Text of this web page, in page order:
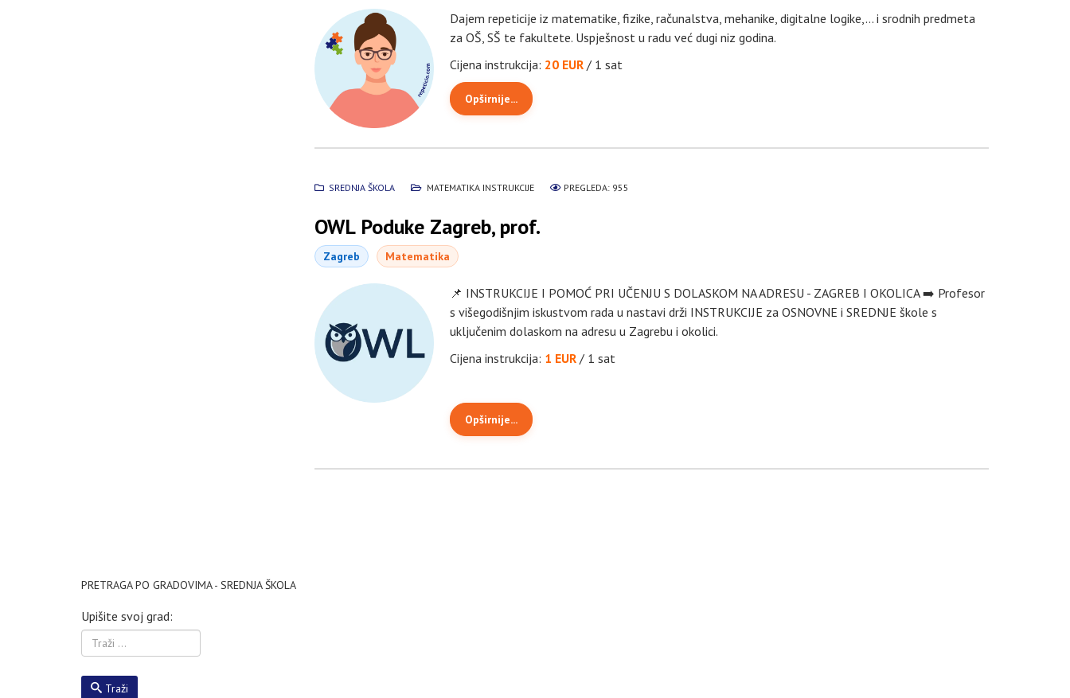
Dajem repeticije iz matematike, fizike, računalstva, mehanike, digitalne logike,... i srodnih predmeta
za OŠ, SŠ te fakultete. Uspješnost u radu već dugi niz godina.
Cijena instrukcija: 20 EUR / 1 sat
Opširnije...
SREDNJA ŠKOLA MATEMATIKA INSTRUKCIJE PREGLEDA: 955
OWL Poduke Zagreb, prof.
Zagreb Matematika
📌 INSTRUKCIJE I POMOĆ PRI UČENJU S DOLASKOM NA ADRESU - ZAGREB I OKOLICA ➡️ Profesor
s višegodišnjim iskustvom rada u nastavi drži INSTRUKCIJE za OSNOVNE i SREDNJE škole s
uključenim dolaskom na adresu u Zagrebu i okolici.
Cijena instrukcija: 1 EUR / 1 sat
Opširnije...
PRETRAGA PO GRADOVIMA - SREDNJA ŠKOLA
Upišite svoj grad:
Traži